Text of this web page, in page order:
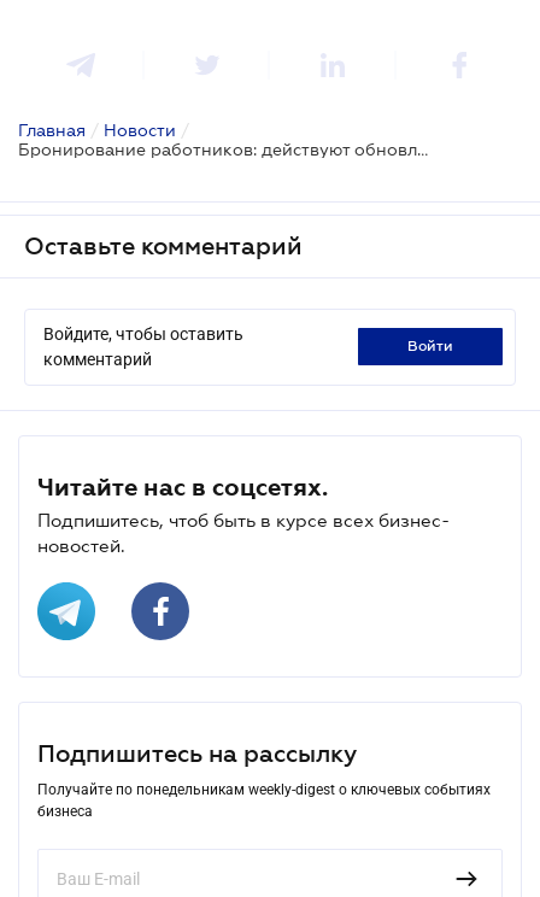
Главная / Новости /
Бронирование работников: действуют обновленные критерии определения критически важными сельскохозяйственных предприятий
Оставьте комментарий
Войдите, чтобы оставить
комментарий
войти
Читайте нас в соцсетях.
Подпишитесь, чтоб быть в курсе всех бизнес-
новостей.
Подпишитесь на рассылку
Получайте по понедельникам weekly-digest о ключевых событиях
бизнеса